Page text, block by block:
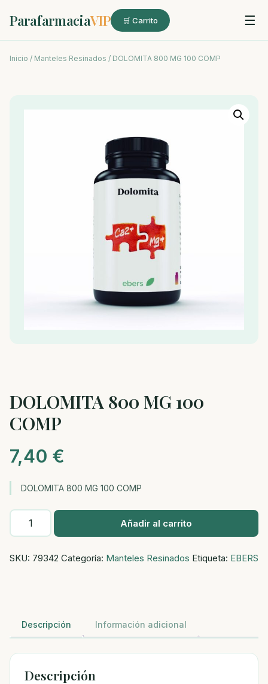
ParafarmaciaVIP 🛒 Carrito ☰
Inicio / Manteles Resinados / DOLOMITA 800 MG 100 COMP
DOLOMITA 800 MG 100
COMP
7,40 €
DOLOMITA 800 MG 100 COMP
DOLOMITA
100
Añadir al carrito
SKU: 79342 Categoría: Manteles Resinados Etiqueta: EBERS
Descripción Información adicional
Descripción